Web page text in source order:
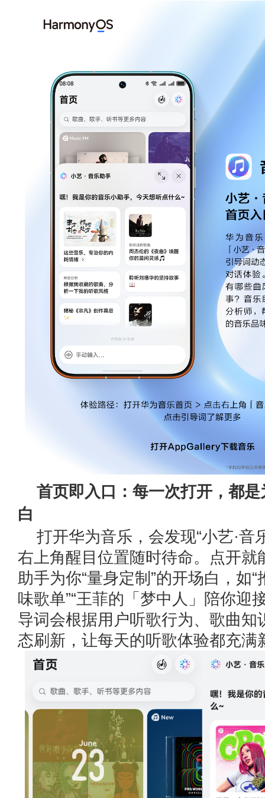
首页即入口：每一次打开，都
白
打开华为音乐，会发现“小艺·音
右上角醒目位置随时待命。点开就
助手为你“量身定制”的开场白，如
味歌单”“王菲的「梦中人」陪你迎
导词会根据用户听歌行为、歌曲知
态刷新，让每天的听歌体验都充满